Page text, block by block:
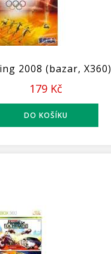
2008 (bazar, X360)
179 Kč